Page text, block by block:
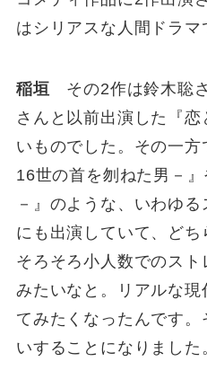
はシリアスな人間ドラマ
稲垣 その2作は鈴木聡
さんと以前出演した『
いものでした。その一方
16世の首を刎ねた男－
－』のような、いわゆ
にも出演していて、どち
そろそろ小人数でのス
みたいなと。リアルな現
てみたくなったんです
いすることになりました